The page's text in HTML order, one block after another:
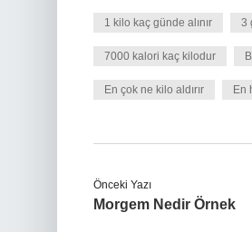
1 kilo kaç günde alınır 3
7000 kalori kaç kilodur
En çok ne kilo aldırır En
Önceki Yazı
Morgem Nedir Örnek